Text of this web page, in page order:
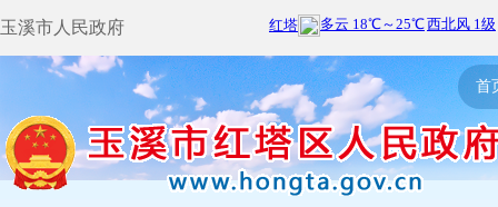
玉溪市人民政府
首